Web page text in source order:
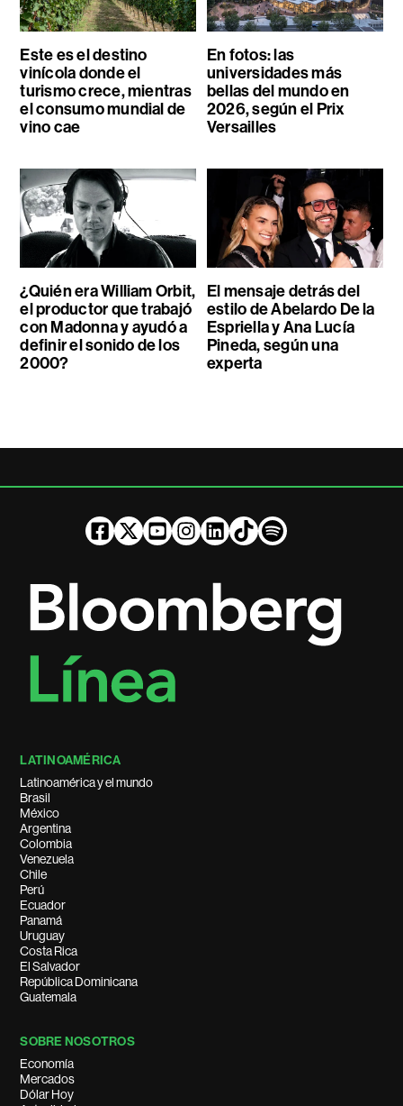
Este es el destino
vinícola donde el
turismo crece, mientras
el consumo mundial de
vino cae
En fotos: las
universidades más
bellas del mundo en
2026, según el Prix
Versailles
¿Quién era William Orbit,
el productor que trabajó
con Madonna y ayudó a
definir el sonido de los
2000?
El mensaje detrás del
estilo de Abelardo De la
Espriella y Ana Lucía
Pineda, según una
experta
LATINOAMÉRICA
Latinoamérica y el mundo
Brasil
México
Argentina
Colombia
Venezuela
Chile
Perú
Ecuador
Panamá
Uruguay
Costa Rica
El Salvador
República Dominicana
Guatemala
SOBRE NOSOTROS
Economía
Mercados
Dólar Hoy